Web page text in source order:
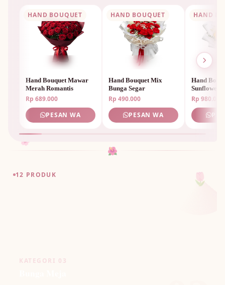
🌸
HAND BOUQUET
Hand Bouquet Mawar
Merah Romantis
Rp 689.000
PESAN WA
HAND BOUQUET
Hand Bouquet Mix
Bunga Segar
Rp 490.000
PESAN WA
HAND
Hand
Sunflower
Rp 980.000
🌺
12 PRODUK 🌷
KATEGORI 03